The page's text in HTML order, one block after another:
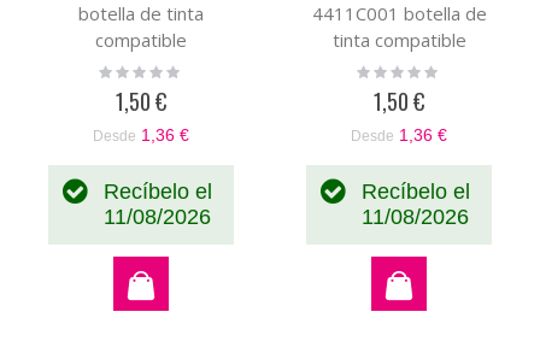
botella de tinta
compatible
Rating:
1,50 €
Desde 1,36 €
Recíbelo el
11/08/2026
4411C001 botella de
tinta compatible
Rating:
1,50 €
Desde 1,36 €
Recíbelo el
11/08/2026